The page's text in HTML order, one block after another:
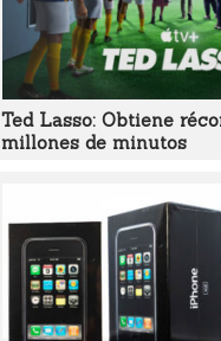
Ted Lasso: Obtiene
millones de minutos